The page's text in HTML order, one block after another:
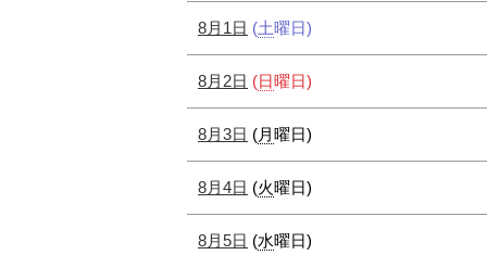
8月1日 (土曜日)
8月2日 (日曜日)
8月3日 (月曜日)
8月4日 (火曜日)
8月5日 (水曜日)
プ
本
文
へ
ニ
ュ